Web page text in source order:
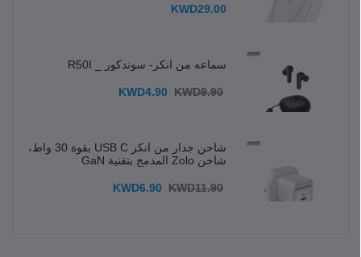
KWD29.00
سماعه من انكر- سوندكور _ R50I
KWD4.90 KWD9.90
شاحن جدار من انكر USB C بقوة 30 واط،
شاحن Zolo المدمج بتقنية GaN
KWD6.90 KWD11.90